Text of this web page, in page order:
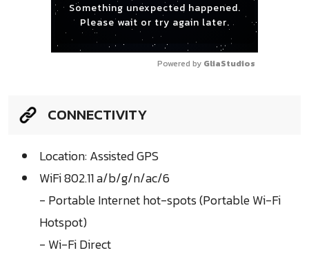
Something unexpected happened.
Please wait or try again later.
Powered by GliaStudios
CONNECTIVITY
Location: Assisted GPS
WiFi 802.11 a/b/g/n/ac/6
- Portable Internet hot-spots (Portable Wi-Fi
Hotspot)
- Wi-Fi Direct